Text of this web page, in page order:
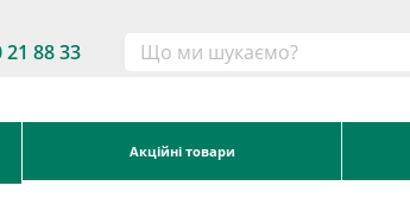
21 88 33
Акційні товари